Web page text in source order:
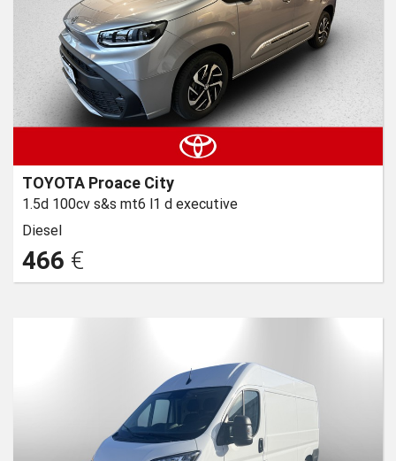
TOYOTA Proace City
1.5d 100cv s&s mt6 l1 d executive
Diesel
466 €